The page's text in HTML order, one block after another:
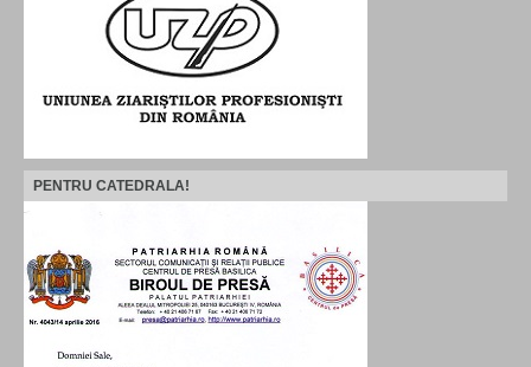
PENTRU CATEDRALA!